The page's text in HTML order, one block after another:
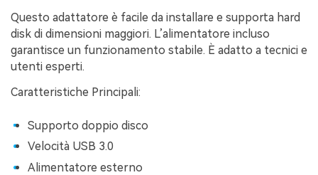
Questo adattatore è facile da installare e supporta hard
disk di dimensioni maggiori. L’alimentatore incluso
garantisce un funzionamento stabile. È adatto a tecnici e
utenti esperti.
Caratteristiche Principali:
Supporto doppio disco
Velocità USB 3.0
Alimentatore esterno